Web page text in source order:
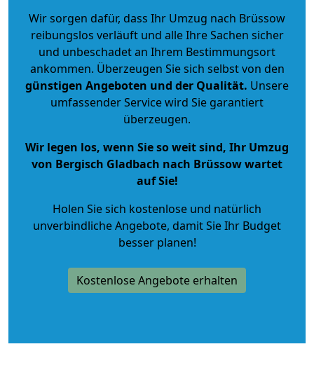
Wir sorgen dafür, dass Ihr Umzug nach Brüssow
reibungslos verläuft und alle Ihre Sachen sicher
und unbeschadet an Ihrem Bestimmungsort
ankommen. Überzeugen Sie sich selbst von den
günstigen Angeboten und der Qualität. Unsere
umfassender Service wird Sie garantiert
überzeugen.
Wir legen los, wenn Sie so weit sind, Ihr Umzug
von Bergisch Gladbach nach Brüssow wartet
auf Sie!
Holen Sie sich kostenlose und natürlich
unverbindliche Angebote, damit Sie Ihr Budget
besser planen!
Kostenlose Angebote erhalten